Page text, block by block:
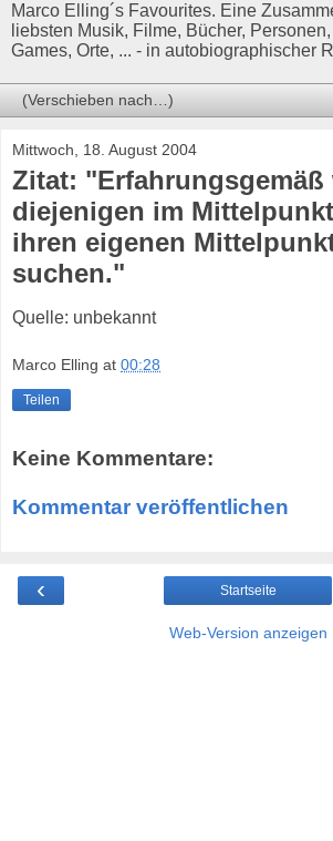
Marco Elling´s Favourites. Eine
liebsten Musik, Filme, Bücher,
Games, Orte, ... - in autobiographischer
Mittwoch, 18. August 2004
Zitat: "Erfahrungsgemäß
diejenigen im
ihren eigenen
suchen."
Quelle: unbekannt
Marco Elling at 00:28
Teilen
Keine Kommentare:
Kommentar veröffentlichen
‹ Startseite
Web-Version anzeigen